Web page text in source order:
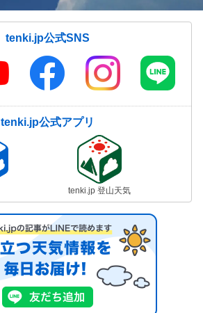
tenki.jp公式SNS
tenki.jp公式アプリ
tenki.jp 登山天気